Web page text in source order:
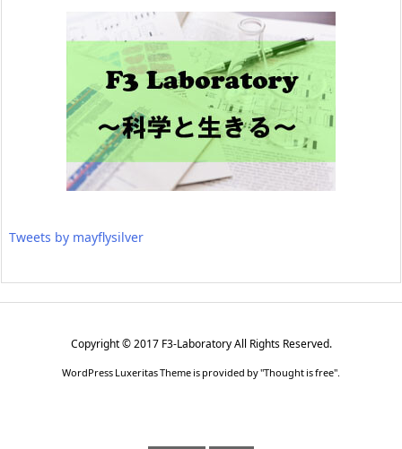
Tweets by mayflysilver
Copyright ©2017 F3-LaboratoryAll Rights Reserved.
WordPress Luxeritas Theme is provided by "Thought is free".